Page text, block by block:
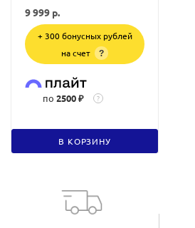
9 999 р.
+ 300 бонусных рублей
на счет
?
по 2500 ₽ ?
В КОРЗИНУ